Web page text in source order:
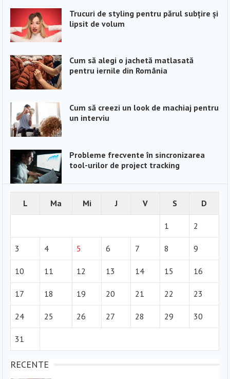
Trucuri de styling pentru părul subțire și
lipsit de volum
Cum să alegi o jachetă matlasată
pentru iernile din România
Cum să creezi un look de machiaj pentru
un interviu
Probleme frecvente în sincronizarea
tool-urilor de project tracking
L Ma Mi J V S D
1 2
3 4 5 6 7 8 9
10 11 12 13 14 15 16
17 18 19 20 21 22 23
24 25 26 27 28 29 30
31
RECENTE